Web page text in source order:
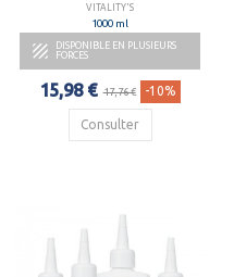
VITALITY'S
1000 ml

DISPONIBLE EN PLUSIEURS
FORCES
15,98 € 17,76 € -10%
Consulter